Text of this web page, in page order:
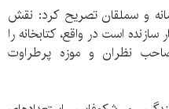
و سملقان تصریح کرد: نقش
سازنده است در واقع، کتابخانه را
نظران و موزه پرطراوت